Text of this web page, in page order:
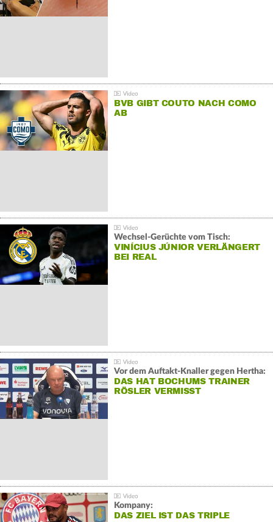
BVB GIBT COUTO NACH COMO
AB
Wechsel-Gerüchte vom Tisch:
VINÍCIUS JÚNIOR VERLÄNGERT
BEI REAL
Vor dem Auftakt-Knaller gegen Hertha:
DAS HAT BOCHUMS TRAINER
RÖSLER VERMISST
Kompany:
DAS ZIEL IST DAS TRIPLE